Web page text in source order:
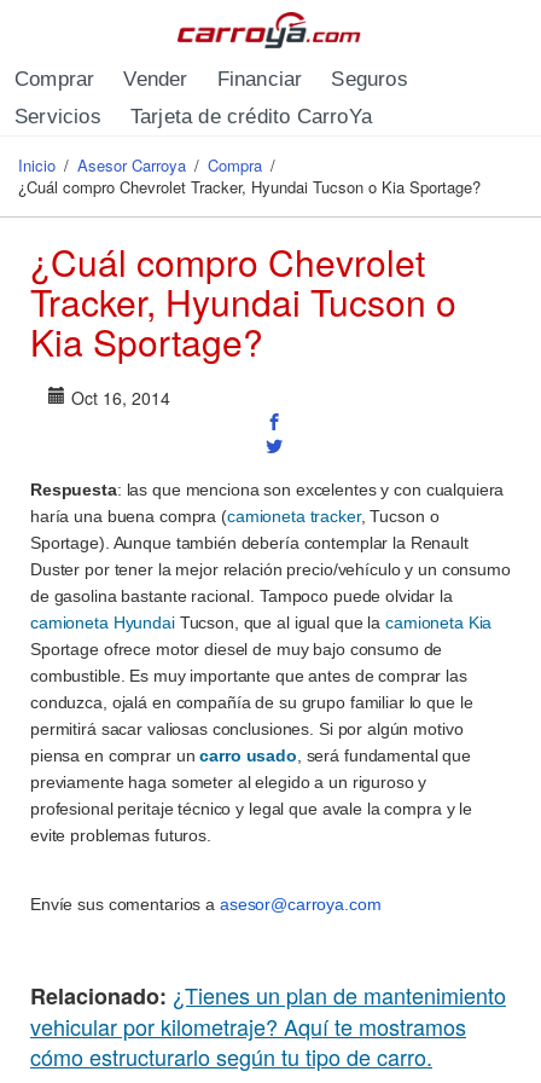
Comprar Vender Financiar
Seguros
Servicios
Tarjeta de crédito CarroYa
Se encuentra usted aquí
Inicio / Asesor Carroya / Compra /
¿Cuál compro Chevrolet Tracker, Hyundai Tucson o Kia Sportage?
¿Cuál compro Chevrolet
Tracker, Hyundai Tucson o
Kia Sportage?
Oct 16, 2014
Respuesta: las que menciona son excelentes y con cualquiera
haría una buena compra (camioneta tracker, Tucson o
Sportage). Aunque también debería contemplar la Renault
Duster por tener la mejor relación precio/vehículo y un consumo
de gasolina bastante racional. Tampoco puede olvidar la
camioneta HyundaiTucson, que al igual que lacamioneta Kia
Sportage ofrece motor diesel de muy bajo consumo de
combustible. Es muy importante que antes de comprar las
conduzca, ojalá en compañía de su grupo familiar lo que le
permitirá sacar valiosas conclusiones. Si por algún motivo
piensa en comprar uncarro usado , será fundamental que
previamente haga someter al elegido a un riguroso y
profesional peritaje técnico y legal que avale la compra y le
evite problemas futuros.
Envíe sus comentarios a asesor@carroya.com
Relacionado: ¿Tienes un plan de mantenimiento
vehicular por kilometraje? Aquí te mostramos
cómo estructurarlo según tu tipo de carro.